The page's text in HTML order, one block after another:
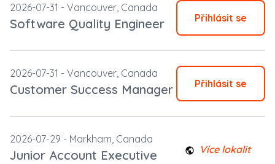
2026-07-31 - Vancouver, Canada
Software Quality Engineer Přihlásit se
2026-07-31 - Vancouver, Canada
Customer Success Manager Přihlásit se
2026-07-29 - Markham, Canada
Junior Account Executive Více lokalit